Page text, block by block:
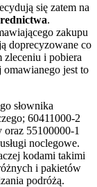
się zatem na
.
zakupu
doprecyzowane co
i pobiera
omawianego jest to
słownika
60411000-2
oraz 55100000-1
noclegowe.
kodami takimi
i pakietów
podróżą.